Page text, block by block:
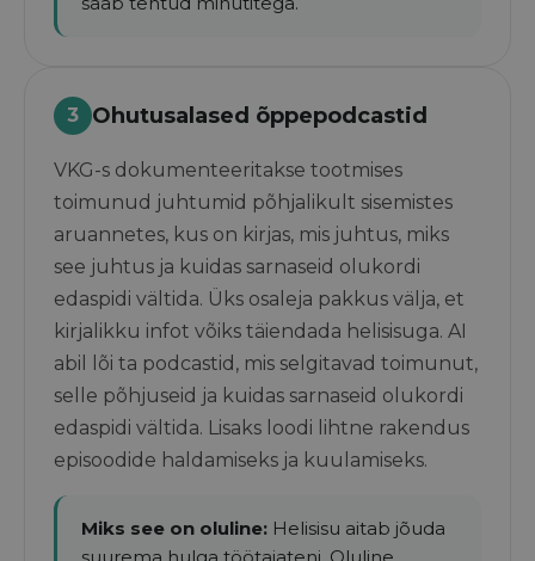
3 Ohutusalased õppepodcastid
VKG-s dokumenteeritakse tootmises
toimunud juhtumid põhjalikult sisemistes
aruannetes, kus on kirjas, mis juhtus, miks
see juhtus ja kuidas sarnaseid olukordi
edaspidi vältida. Üks osaleja pakkus välja, et
kirjalikku infot võiks täiendada helisisuga. AI
abil lõi ta podcastid, mis selgitavad toimunut,
selle põhjuseid ja kuidas sarnaseid olukordi
edaspidi vältida. Lisaks loodi lihtne rakendus
episoodide haldamiseks ja kuulamiseks.
Miks see on oluline: Helisisu aitab jõuda
suurema hulga töötajateni. Oluline